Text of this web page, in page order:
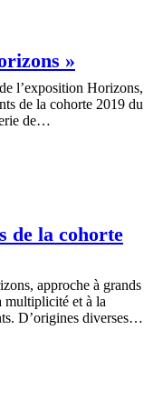
»
l’exposition Horizons,
de la cohorte 2019 du
de…
de la cohorte
approche à grands
multiplicité et à la
D’origines diverses…